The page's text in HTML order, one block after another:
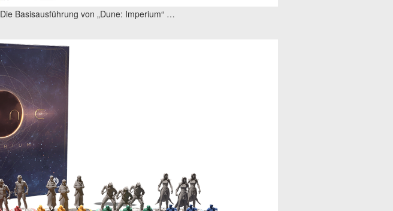
Die Basisausführung von „Dune: Imperium“ …